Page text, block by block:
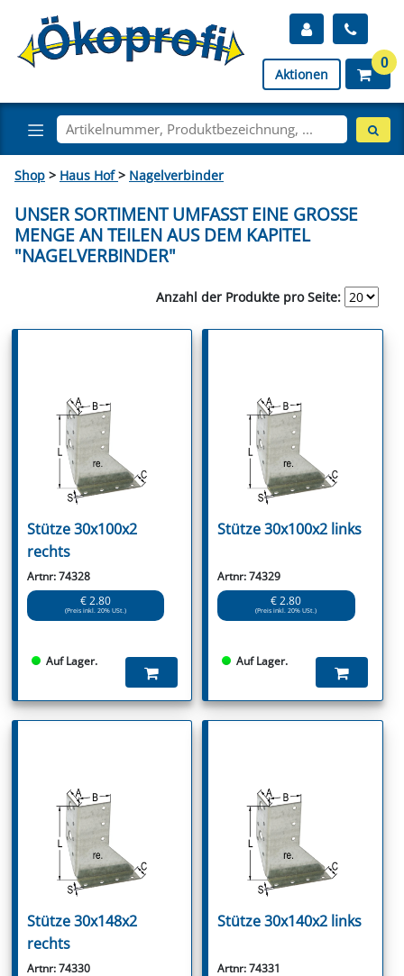
Aktionen
0
Shop > Haus Hof> Nagelverbinder
UNSER SORTIMENT UMFASST EINE GROSSE M
ENGE AN TEILEN AUS DEM KAPITEL "
NAGELVERBINDER"
Anzahl der Produkte pro Seite:
Stütze 30x100x2
rechts
Artnr: 74328
€ 2.80
(Preis inkl. 20% USt.)
Auf Lager.
Stütze 30x100x2 links
Artnr: 74329
€ 2.80
(Preis inkl. 20% USt.)
Auf Lager.
Stütze 30x148x2
rechts
Artnr: 74330
Stütze 30x140x2 links
Artnr: 74331